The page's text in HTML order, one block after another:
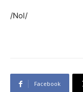
/Nol/
Facebook